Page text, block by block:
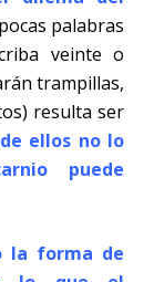
palabras
veinte o
trampillas,
resulta ser
ellos no lo
puede
la forma de